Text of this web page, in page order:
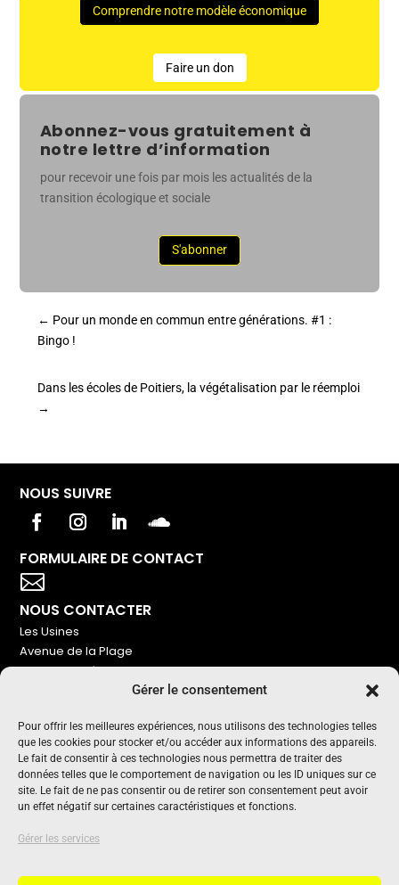
Gérer le consentement
Pour offrir les meilleures expériences, nous utilisons des technologies telles
que les cookies pour stocker et/ou accéder aux informations des appareils.
Le fait de consentir à ces technologies nous permettra de traiter des
données telles que le comportement de navigation ou les ID uniques sur ce
site. Le fait de ne pas consentir ou de retirer son consentement peut avoir
un effet négatif sur certaines caractéristiques et fonctions.
Gérer les services
Comprendre notre modèle économique
Faire un don
Abonnez-vous gratuitement à
notre lettre d’information
pour recevoir une fois par mois les actualités de la
transition écologique et sociale
S'abonner
← Pour un monde en commun entre générations. #1 :
Bingo !
Dans les écoles de Poitiers, la végétalisation par le réemploi
→
NOUS SUIVRE
FORMULAIRE DE CONTACT

NOUS CONTACTER
Les Usines
Avenue de la Plage
86240 Ligugé
NOUS SOUTENIR
Pour maintenir un média indépendant, gratuit et sans
publicité
Oui !